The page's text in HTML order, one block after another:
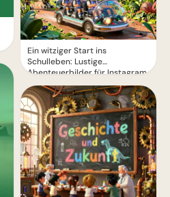
Ein witziger Start ins
Schulleben: Lustige
Abenteuerbilder für Instagram